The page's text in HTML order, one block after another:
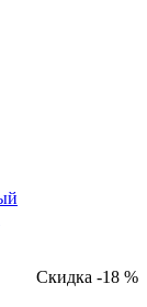
Скидка -18 %